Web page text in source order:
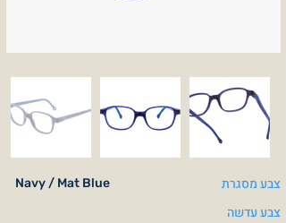
Navy / Mat Blue
צבע מסגרת
צבע עדשה